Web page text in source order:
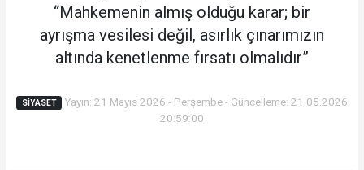
“Mahkemenin almış olduğu karar; bir
ayrışma vesilesi değil, asırlık çınarımızın
altında kenetlenme fırsatı olmalıdır”
SIYASET
Yayın: 21 Mayıs 2026 - Perşembe - Güncelleme: 21.05.2026
20:59:00